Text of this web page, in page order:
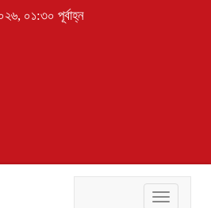
০১:৩০ পূর্বাহ্ন
Toggle